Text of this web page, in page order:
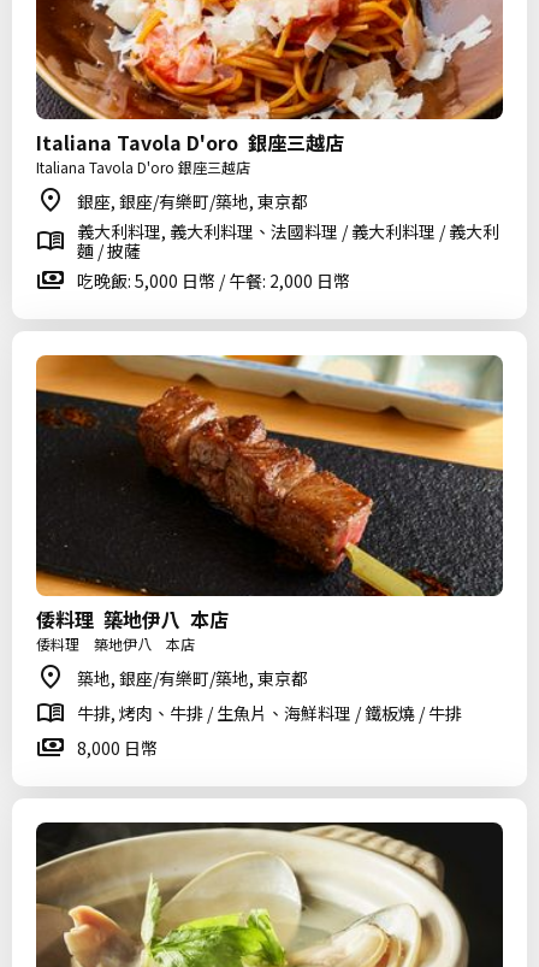
Italiana Tavola D'oro 銀座三越店
Italiana Tavola D'oro 銀座三越店
銀座, 銀座/有樂町/築地, 東京都
義大利料理, 義大利料理、法國料理 / 義大利料理 / 義大利
麵 / 披薩
吃晚飯: 5,000 日幣 / 午餐: 2,000 日幣
倭料理 築地伊八 本店
倭料理 築地伊八 本店
築地, 銀座/有樂町/築地, 東京都
牛排, 烤肉、牛排 / 生魚片、海鮮料理 / 鐵板燒 / 牛排
8,000 日幣